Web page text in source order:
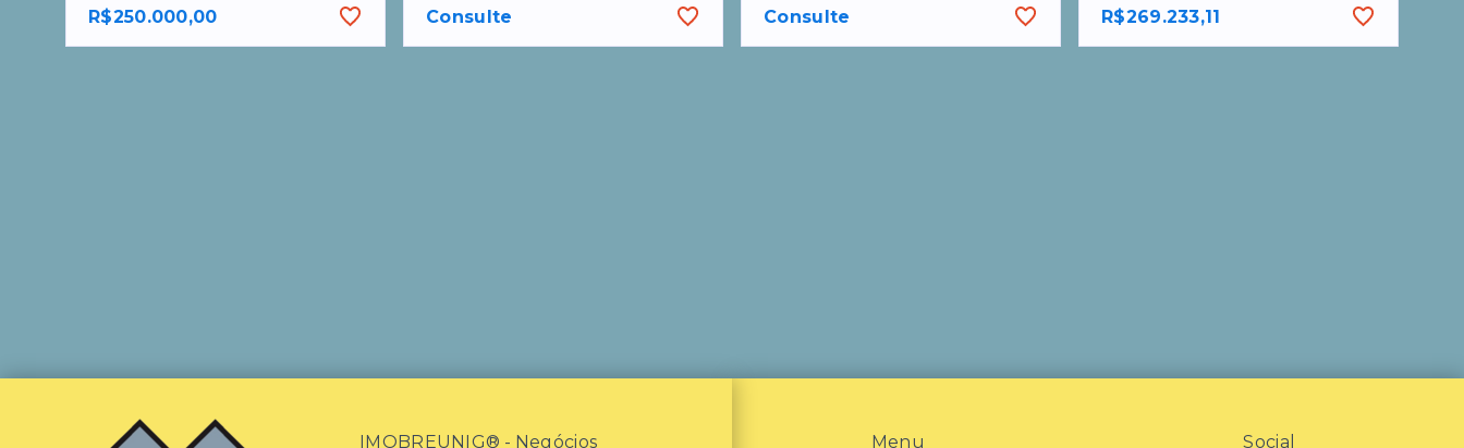
R$250.000,00 Consulte Consulte R$269.233,11
Menu Social
IMOBREUNIG® - Negócios